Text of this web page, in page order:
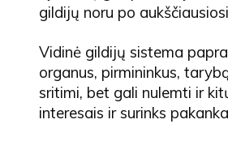
gildijų noru po
Vidinė gildijų sistema
organus, pirmininkus,
sritimi, bet gali nulemti ir
interesais ir surinks